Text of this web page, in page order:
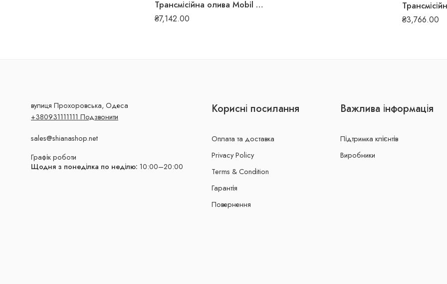
Трансмісійна олива Mobil Delvac Ultra Total Driveline 75W-90 20л 5403
₴7,142.00 ₴3,766.00
вулиця Прохоровська, Одеса
+380931111111 Подзвонити
sales@shianashop.net
Графік роботи
Щодня з понеділка по неділю: 10:00–20:00
Корисні посилання
Оплата та доставка
Privacy Policy
Terms & Condition
Гарантія
Повернення
Важлива інформація
Підтримка клієнтів
Виробники